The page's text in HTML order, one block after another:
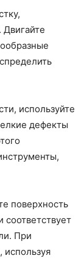
используйте
дефекты
поверхность
соответствует
При
используя